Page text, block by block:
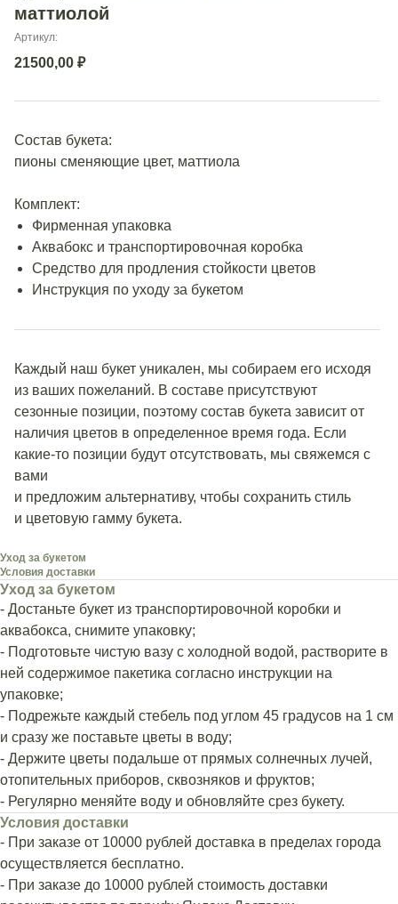
маттиолой
Артикул:
21500,00 ₽
Состав букета:
пионы сменяющие цвет, маттиола
Комплект:
Фирменная упаковка
Аквабокс и транспортировочная коробка
Средство для продления стойкости цветов
Инструкция по уходу за букетом
Каждый наш букет уникален, мы собираем его исходя
из ваших пожеланий. В составе присутствуют
сезонные позиции, поэтому состав букета зависит от
наличия цветов в определенное время года. Если
какие-то позиции будут отсутствовать, мы свяжемся с
вами
и предложим альтернативу, чтобы сохранить стиль
и цветовую гамму букета.
Уход за букетом
Условия доставки
Уход за букетом
- Достаньте букет из транспортировочной коробки и
аквабокса, снимите упаковку;
- Подготовьте чистую вазу с холодной водой, растворите в
ней содержимое пакетика согласно инструкции на
упаковке;
- Подрежьте каждый стебель под углом 45 градусов на 1 см
и сразу же поставьте цветы в воду;
- Держите цветы подальше от прямых солнечных лучей,
отопительных приборов, сквозняков и фруктов;
- Регулярно меняйте воду и обновляйте срез букету.
Условия доставки
- При заказе от 10000 рублей доставка в пределах города
осуществляется бесплатно.
- При заказе до 10000 рублей стоимость доставки